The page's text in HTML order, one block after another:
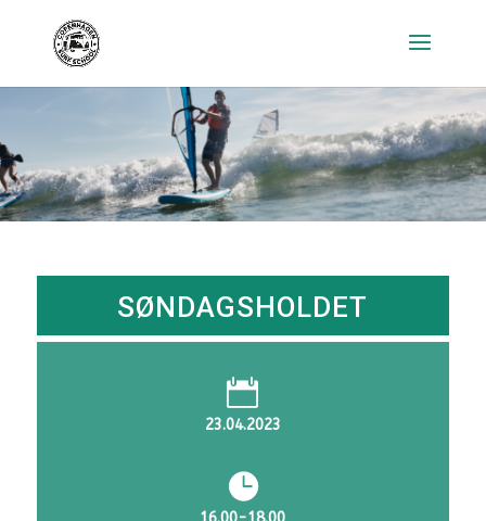
SØNDAGSHOLDET

23.04.2023
